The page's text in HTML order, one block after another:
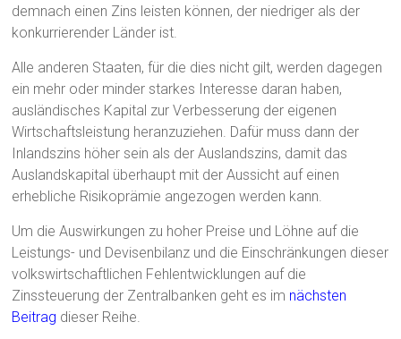
demnach einen Zins leisten können, der niedriger als der
konkurrierender Länder ist.
Alle anderen Staaten, für die dies nicht gilt, werden dagegen
ein mehr oder minder starkes Interesse daran haben,
ausländisches Kapital zur Verbesserung der eigenen
Wirtschaftsleistung heranzuziehen. Dafür muss dann der
Inlandszins höher sein als der Auslandszins, damit das
Auslandskapital überhaupt mit der Aussicht auf einen
erhebliche Risikoprämie angezogen werden kann.
Um die Auswirkungen zu hoher Preise und Löhne auf die
Leistungs- und Devisenbilanz und die Einschränkungen dieser
volkswirtschaftlichen Fehlentwicklungen auf die
Zinssteuerung der Zentralbanken geht es im nächsten
Beitrag dieser Reihe.